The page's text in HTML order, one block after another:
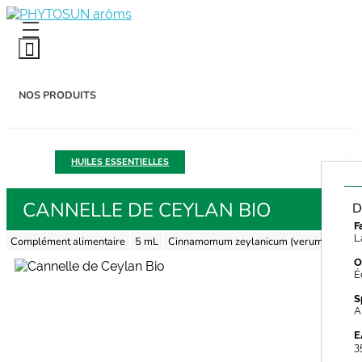
PHYTOSUN arôms
NOS PRODUITS
NOS HUILES ESSENTIELLES
BEAUTÉ BIO
HUILES ESSENTIELLES
CANNELLE DE CEYLAN BIO
Complément alimentaire 5 mL Cinnamomum zeylanicum (verum)